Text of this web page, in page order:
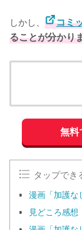
しかし、 コミ
ることが分かり
無料
タップでき
漫画「加護な
見どころ感想